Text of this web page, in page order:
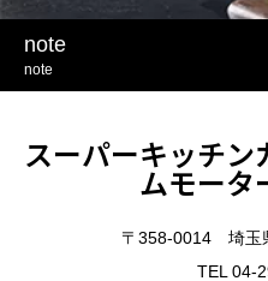
note
note
スーパーキッチ
ムモータ
〒358-0014 埼玉
TEL 04-